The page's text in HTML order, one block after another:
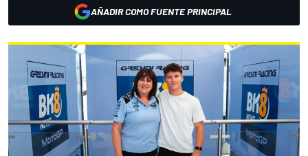
AÑADIR COMO FUENTE PRINCIPAL